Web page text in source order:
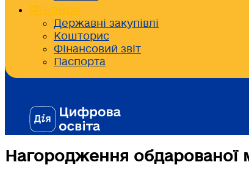
Фінанси
Державні закупівлі
Кошторис
Фінансовий звіт
Паспорта
Нагородження обдарованої